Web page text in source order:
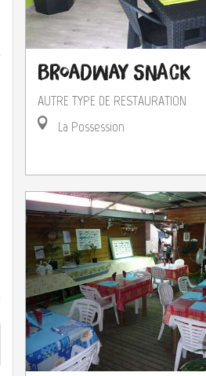
Broadway Snack
AUTRE TYPE DE RESTAURATION
La Possession